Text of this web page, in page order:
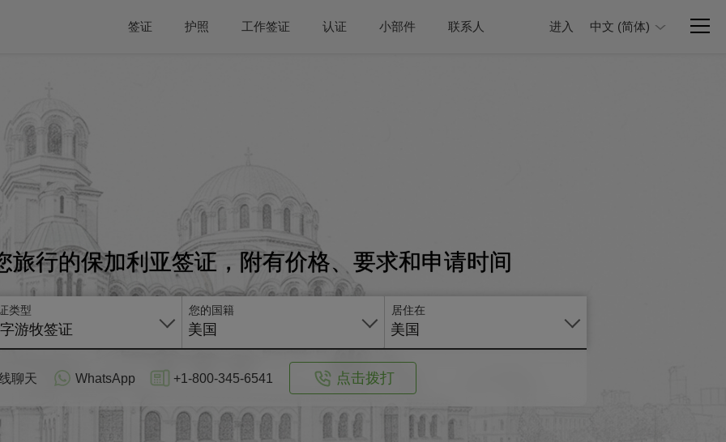
签证 护照 工作签证 认证 小部件 联系人 进入 中文 (简体)
旅行的保加利亚签证，附有价格、要求和申请时间
类型
游牧签证
您的国籍
美国
居住在
美国
聊天 WhatsApp +1-800-345-6541 点击拨打